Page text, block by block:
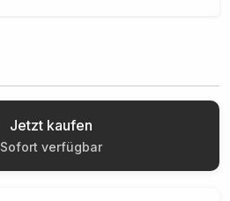
Jetzt kaufen
Sofort verfügbar